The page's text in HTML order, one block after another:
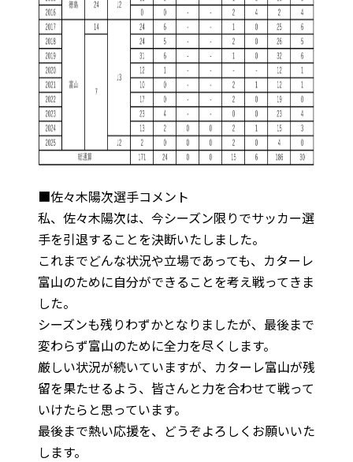
■佐々木陽次選手コメント
私、佐々木陽次は、今シーズン限りでサッカー選
手を引退することを決断いたしました。
これまでどんな状況や立場であっても、カターレ
富山のために自分ができることを考え戦ってきま
した。
シーズンも残りわずかとなりましたが、最後まで
変わらず富山のために全力を尽くします。
厳しい状況が続いていますが、カターレ富山が残
留を果たせるよう、皆さんと力を合わせて戦って
いけたらと思っています。
最後まで熱い応援を、どうぞよろしくお願いいた
します。